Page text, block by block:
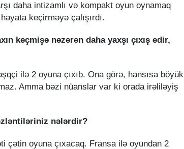
daha intizamlı və kompakt oyun oynamaq
keçirməyə çalışırdı.
keçmişə nəzərən daha yaxşı çıxış edir,
ilə 2 oyuna çıxıb. Ona görə, hansısa böyük
Amma bəzi nüanslar var ki orada irəliləyiş
nələrdir?
çətin oyuna çıxacaq. Fransa ilə oyundan 2